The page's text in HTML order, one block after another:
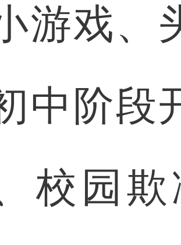
游戏、
中阶段
校园